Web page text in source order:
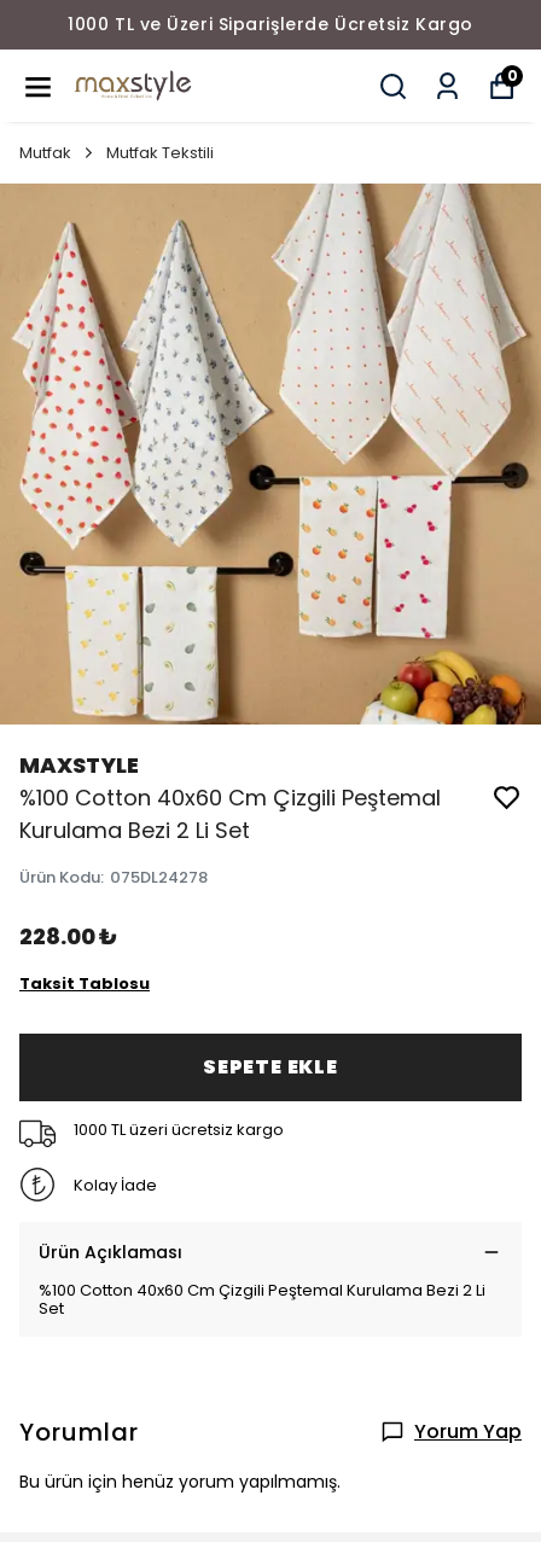
1000 TL ve Üzeri Siparişlerde Ücretsiz Kargo
0
Mutfak Mutfak Tekstili
MAXSTYLE
%100 Cotton 40x60 Cm Çizgili Peştemal
Kurulama Bezi 2 Li Set
Ürün Kodu: 075DL24278
228.00 ₺
Taksit Tablosu
SEPETE EKLE
1000 TL üzeri ücretsiz kargo
Kolay İade
Ürün Açıklaması
%100 Cotton 40x60 Cm Çizgili Peştemal Kurulama Bezi 2 Li
Set
Yorumlar Yorum Yap
Bu ürün için henüz yorum yapılmamış.